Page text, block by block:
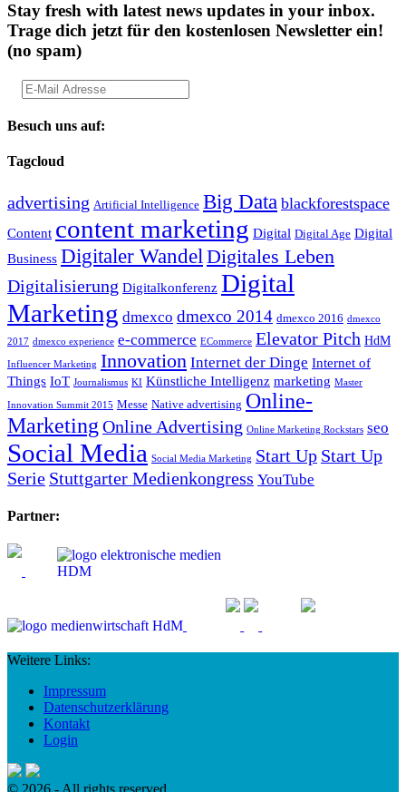
Stay fresh with latest news updates in your inbox.
Trage dich jetzt für den kostenlosen Newsletter ein!
(no spam)
Besuch uns auf:
Tagcloud
advertising Artificial Intelligence Big Data blackforestspace
Content content marketing Digital Digital Age Digital
Business Digitaler Wandel Digitales Leben
Digitalisierung Digitalkonferenz Digital
Marketing dmexco dmexco 2014 dmexco 2016 dmexco
2017 dmexco experience e-commerce ECommerce Elevator Pitch HdM
Influencer Marketing Innovation Internet der Dinge Internet of
Things IoT Journalismus KI Künstliche Intelligenz marketing Master
Innovation Summit 2015 Messe Native advertising Online-
Marketing Online Advertising Online Marketing Rockstars seo
Social Media Social Media Marketing Start Up Start Up
Serie Stuttgarter Medienkongress YouTube
Partner:
Weitere Links:
Impressum
Datenschutzerklärung
Kontakt
Login